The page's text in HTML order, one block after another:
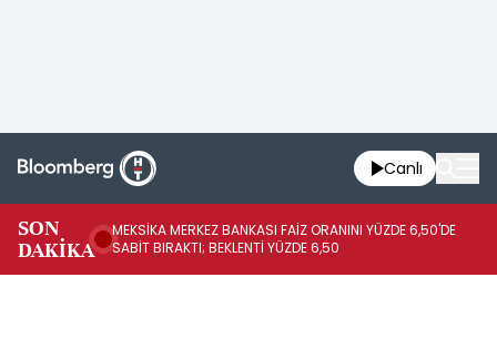
Canlı
SON
DAKİKA
MEKSİKA MERKEZ BANKASI FAİZ ORANINI YÜZDE 6,50'DE
SABİT BIRAKTI; BEKLENTİ YÜZDE 6,50